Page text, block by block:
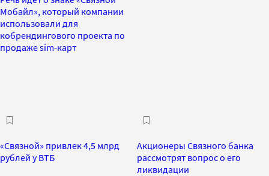
Мобайл», который компании
использовали для
кобрендингового проекта по
продаже sim-карт
«Связной» привлек 4,5 млрд
рублей у ВТБ
Акционеры Связного банка
рассмотрят вопрос о его
ликвидации